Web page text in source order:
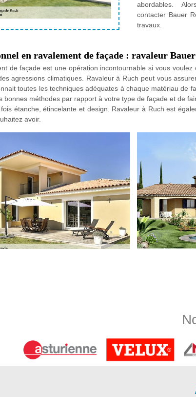
abordables.
contacter Bauer
travaux.
en ravalement de façade : ravaleur
de façade est une opération incontournable si vous voulez
agressions climatiques. Ravaleur à Ruch peut vous
toutes les techniques adéquates à chaque matériau de
bonnes méthodes par rapport à votre type de façade et de
étanche, étincelante et design. Ravaleur à Ruch est
avoir.
de l’art le ravalement de votre façade dans le 33350.
fournit des interventions soignées à tarifs raisonnables.
de votre façade
est une opération à ne pas négliger si vous souhaitez profiter